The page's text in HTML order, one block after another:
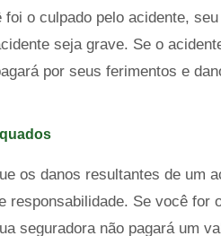
o culpado pelo acidente,
seja grave. Se o
por seus ferimentos e
os danos resultantes de um
responsabilidade. Se você
seguradora não pagará um